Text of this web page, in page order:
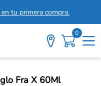
tu primera compra.
0
Fra X 60Ml